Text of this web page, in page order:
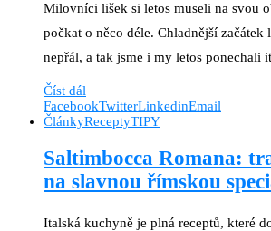
Milovníci lišek si letos museli na svou
počkat o něco déle. Chladnější
nepřál, a tak jsme i my letos ponechali
Číst dál
FacebookTwitterLinkedinEmail
ČlánkyReceptyTIPY
Saltimbocca Romana:
na slavnou římskou
Italská kuchyně je plná receptů, které